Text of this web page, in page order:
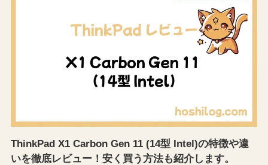
ThinkPad X1 Carbon Gen 11 (14型 Intel)の特徴や違
いを徹底レビュー！安く買う方法も紹介します。